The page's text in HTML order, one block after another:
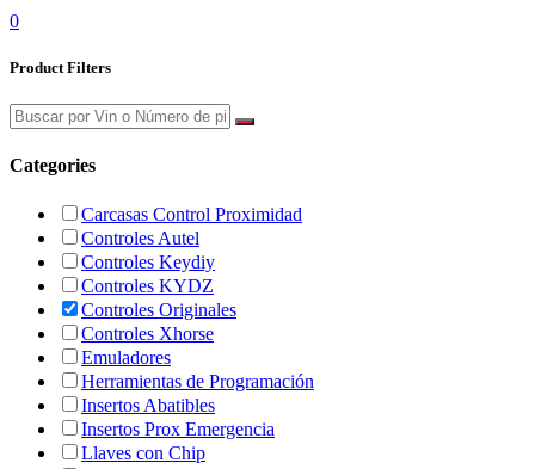
0
Product Filters
Categories
Carcasas Control Proximidad
Controles Autel
Controles Keydiy
Controles KYDZ
Controles Originales
Controles Xhorse
Emuladores
Herramientas de Programación
Insertos Abatibles
Insertos Prox Emergencia
Llaves con Chip